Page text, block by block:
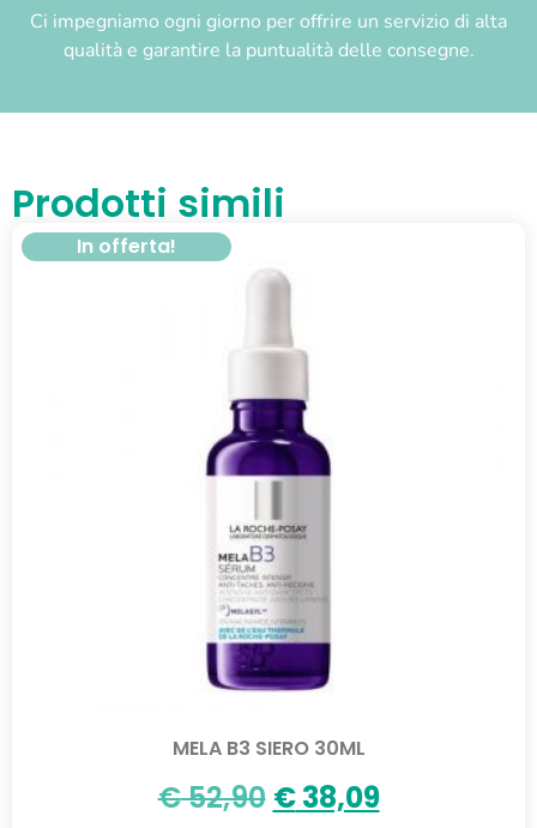
Ci impegniamo ogni giorno per offrire un servizio di alta
qualità e garantire la puntualità delle consegne.
Prodotti simili
In offerta!
MELA B3 SIERO 30ML
€52,90 €38,09